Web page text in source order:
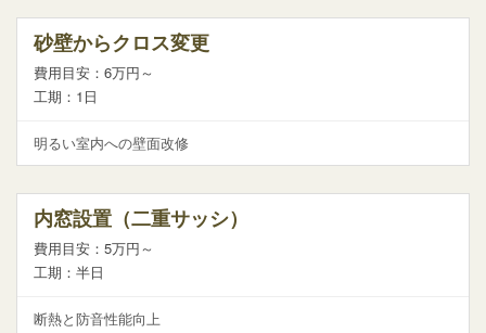
砂壁からクロス変更
費用目安：6万円～
工期：1日
明るい室内への壁面改修
内窓設置（二重サッシ）
費用目安：5万円～
工期：半日
断熱と防音性能向上